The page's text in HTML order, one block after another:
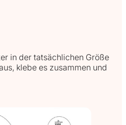
in der tatsächlichen Größe
klebe es zusammen und